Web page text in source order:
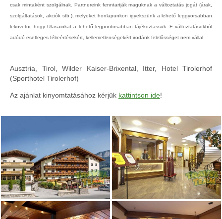
csak mintaként szolgálnak. Partnereink fenntartják maguknak a változtatás jogát (árak,
szolgáltatások, akciók stb.), melyeket honlapunkon igyekszünk a lehető leggyorsabban
lekövetni, hogy Utasainkat a lehető legpontosabban tájékoztassuk. E változtatásokból
adódó esetleges félreértésekért, kellemetlenségekért irodánk felelősséget nem vállal.
Ausztria, Tirol, Wilder Kaiser-Brixental, Itter, Hotel Tirolerhof
(Sporthotel Tirolerhof)
Az ajánlat kinyomtatásához kérjük kattintson ide!